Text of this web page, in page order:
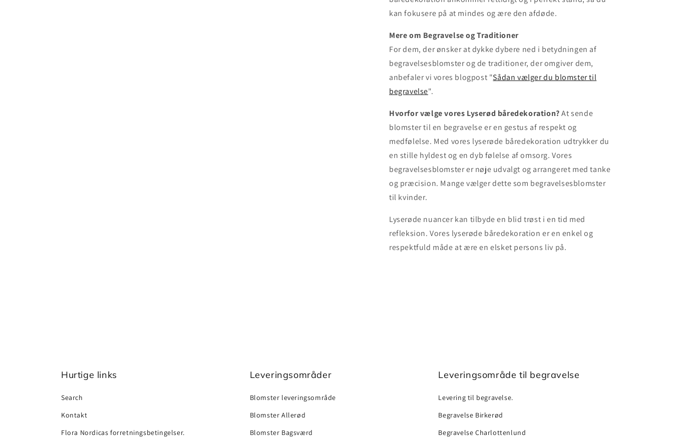
kan fokusere på at mindes og ære den afdøde.
Mere om Begravelse og Traditioner
For dem, der ønsker at dykke dybere ned i betydningen af
begravelsesblomster og de traditioner, der omgiver dem,
anbefaler vi vores blogpost "Sådan vælger du blomster til
begravelse".
Hvorfor vælge vores Lyserød båredekoration?At sende
blomster til en begravelse er en gestus af respekt og
medfølelse. Med vores lyserøde båredekoration udtrykker du
en stille hyldest og en dyb følelse af omsorg. Vores
begravelsesblomster er nøje udvalgt og arrangeret med tanke
og præcision. Mange vælger dette som begravelsesblomster
til kvinder.
Lyserøde nuancer kan tilbyde en blid trøst i en tid med
refleksion. Vores lyserøde båredekoration er en enkel og
respektfuld måde at ære en elsket persons liv på.
Hurtige links
Search
Kontakt
Flora Nordicas forretningsbetingelser.
Leveringsområder
Blomster leveringsområde
Blomster Allerød
Blomster Bagsværd
Leveringsområde til begravelse
Levering til begravelse.
Begravelse Birkerød
Begravelse Charlottenlund